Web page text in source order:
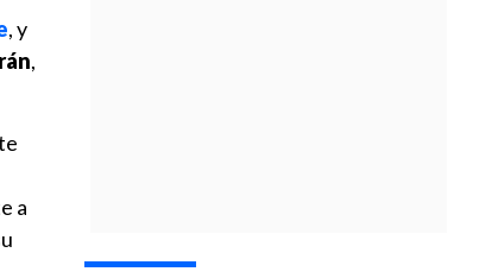
, y
,
a